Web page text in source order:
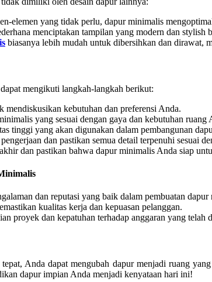
elemen yang tidak perlu, dapur minimalis
menciptakan tampilan yang modern dan stylish
biasanya lebih mudah untuk dibersihkan dan dirawat,
mengikuti langkah-langkah berikut:
mendiskusikan kebutuhan dan preferensi Anda.
yang sesuai dengan gaya dan kebutuhan ruang
tinggi yang akan digunakan dalam pembangunan
dan pastikan semua detail terpenuhi sesuai
dan pastikan bahwa dapur minimalis Anda siap
dan reputasi yang baik dalam pembuatan dapur
kualitas kerja dan kepuasan pelanggan.
proyek dan kepatuhan terhadap anggaran yang telah
Anda dapat mengubah dapur menjadi ruang
dapur impian Anda menjadi kenyataan hari ini!